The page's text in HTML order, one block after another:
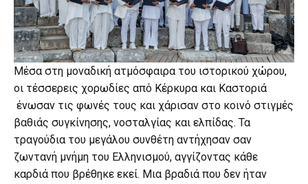
Μέσα στη μοναδική ατμόσφαιρα του ιστορικού χώρου,
οι τέσσερεις χορωδίες από Κέρκυρα και Καστοριά
ένωσαν τις φωνές τους και χάρισαν στο κοινό στιγμές
βαθιάς συγκίνησης, νοσταλγίας και ελπίδας. Τα
τραγούδια του μεγάλου συνθέτη αντήχησαν σαν
ζωντανή μνήμη του Ελληνισμού, αγγίζοντας κάθε
καρδιά που βρέθηκε εκεί. Μια βραδιά που δεν ήταν